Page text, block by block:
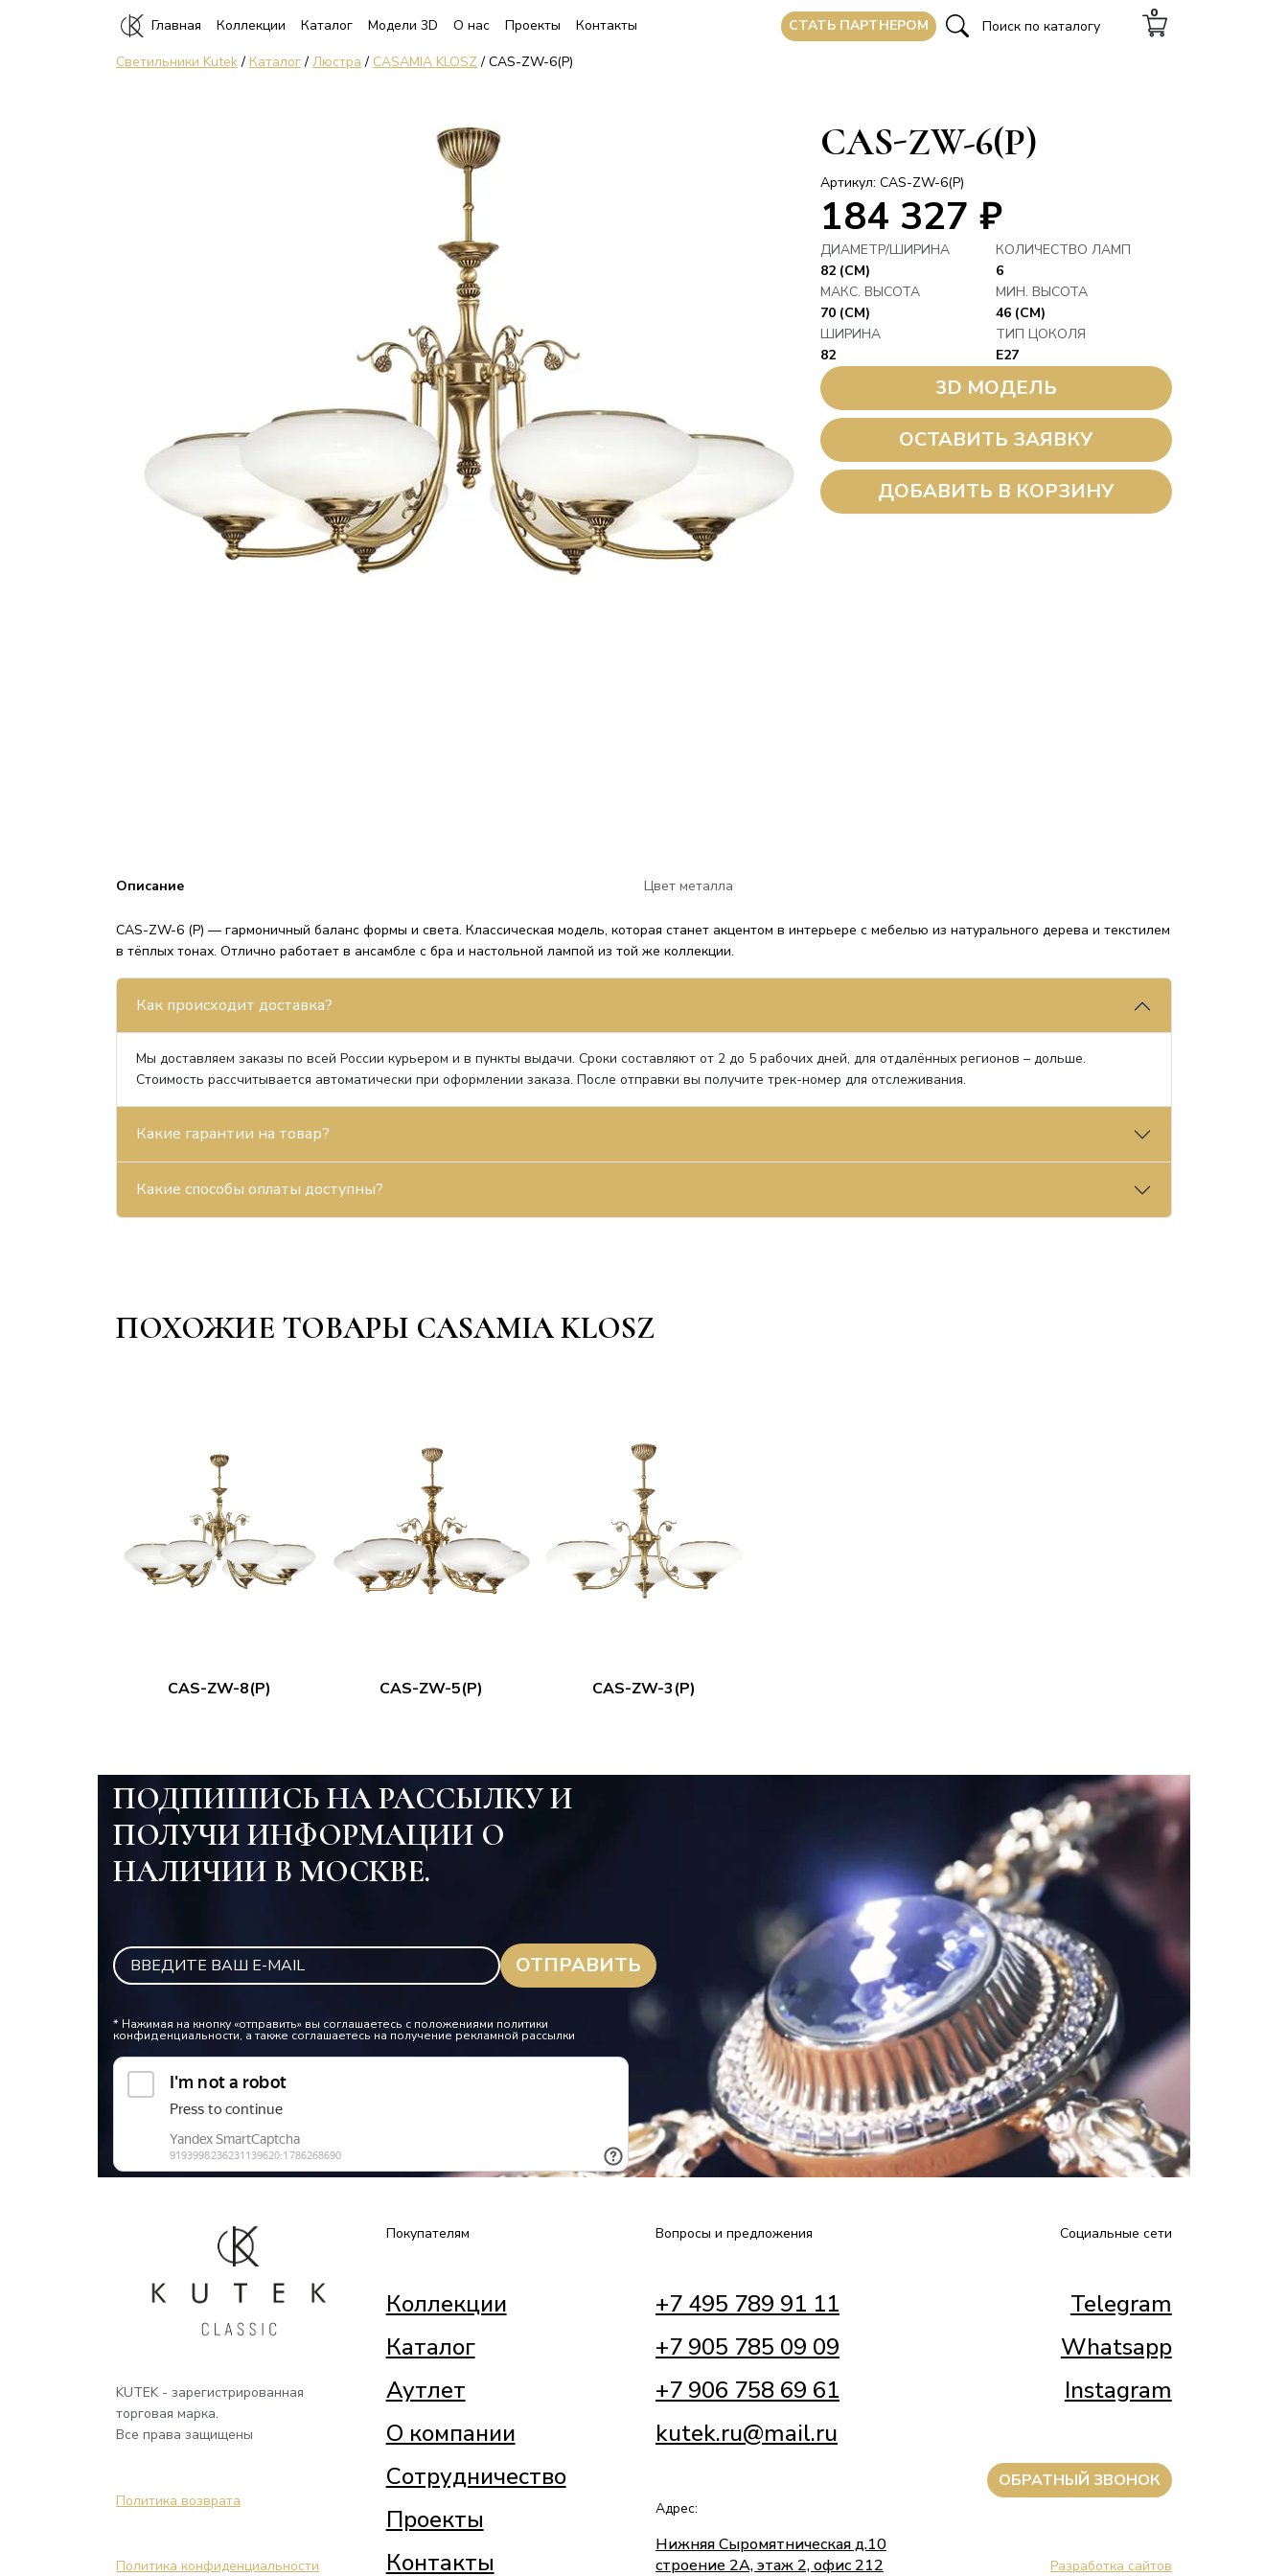
Главная Коллекции Каталог Модели 3D О нас Проекты Контакты CТАТЬ ПАРТНЕРОМ
0
Светильники Kutek/Каталог/Люстра / CASAMIA KLOSZ / CAS-ZW-6(P)
CAS-ZW-6(P)
Артикул: CAS-ZW-6(P)
184 327 ₽
ДИАМЕТР/ШИРИНА
82 (СМ)
КОЛИЧЕСТВО ЛАМП
6
МАКС. ВЫСОТА
70 (СМ)
МИН. ВЫСОТА
46 (СМ)
ШИРИНА
82
ТИП ЦОКОЛЯ
E27
3D МОДЕЛЬ
ОСТАВИТЬ ЗАЯВКУ
ДОБАВИТЬ В КОРЗИНУ
Описание Цвет металла
CAS-ZW-6 (P) — гармоничный баланс формы и света. Классическая модель, которая станет акцентом в интерьере с мебелью из натурального дерева и текстилем
в тёплых тонах. Отлично работает в ансамбле с бра и настольной лампой из той же коллекции.
Как происходит доставка?
Мы доставляем заказы по всей России курьером и в пункты выдачи. Сроки составляют от 2 до 5 рабочих дней, для отдалённых регионов – дольше.
Стоимость рассчитывается автоматически при оформлении заказа. После отправки вы получите трек-номер для отслеживания.
Какие гарантии на товар?
Какие способы оплаты доступны?
ПОХОЖИЕ ТОВАРЫ CASAMIA KLOSZ
CAS-ZW-8(P) CAS-ZW-5(P) CAS-ZW-3(P)
ПОДПИШИСЬ НА РАССЫЛКУ И
ПОЛУЧИ ИНФОРМАЦИИ О
НАЛИЧИИ В МОСКВЕ.
* Нажимая на кнопку «отправить» вы соглашаетесь с положениями политики
конфиденциальности, а также соглашаетесь на получение рекламной рассылки
KUTEK - зарегистрированная
торговая марка.
Все права защищены
Политика возврата
Политика конфиденциальности
Покупателям
Коллекции
Каталог
Аутлет
О компании
Сотрудничество
Проекты
Контакты
Вопросы и предложения
+7 495 789 91 11
+7 905 785 09 09
+7 906 758 69 61
kutek.ru@mail.ru
Адрес:
Нижняя Сыромятническая д.10
строение 2А, этаж 2, офис 212
Социальные сети
Telegram
Whatsapp
Instagram
ОБРАТНЫЙ ЗВОНОК
Разработка сайтов